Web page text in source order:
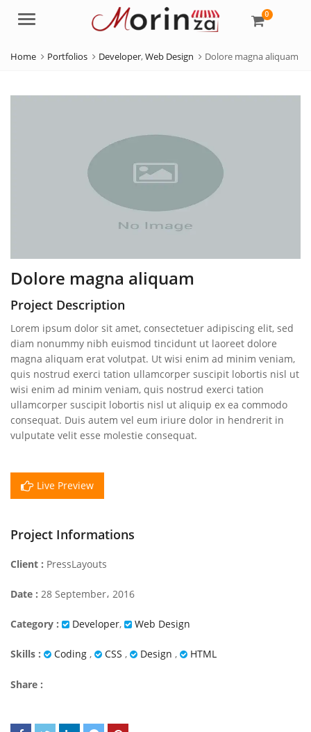
Menu 0
Home Portfolios Developer,Web Design Dolore magna aliquam
Dolore magna aliquam
Project Description
Lorem ipsum dolor sit amet, consectetuer adipiscing elit, sed
diam nonummy nibh euismod tincidunt ut laoreet dolore
magna aliquam erat volutpat. Ut wisi enim ad minim veniam,
quis nostrud exerci tation ullamcorper suscipit lobortis nisl ut
wisi enim ad minim veniam, quis nostrud exerci tation
ullamcorper suscipit lobortis nisl ut aliquip ex ea commodo
consequat. Duis autem vel eum iriure dolor in hendrerit in
vulputate velit esse molestie consequat.
Live Preview
Project Informations
Client : PressLayouts
Date : 28 September، 2016
Category : Developer, Web Design
Skills : Coding , CSS , Design , HTML
Share :